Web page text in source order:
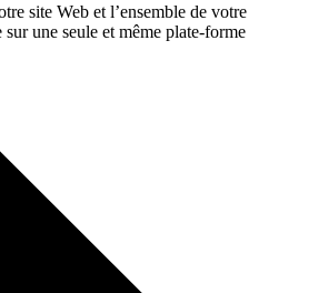
site Web et l’ensemble de votre
une seule et même plate-forme